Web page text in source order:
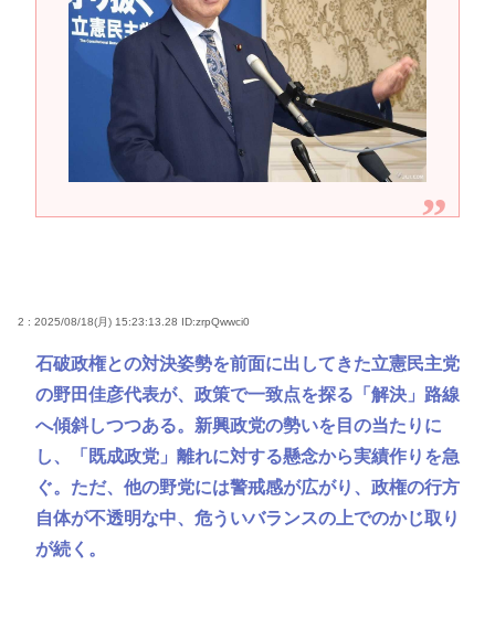
2 : 2025/08/18(月) 15:23:13.28 ID:zrpQwwci0
石破政権との対決姿勢を前面に出してきた立憲民主党
の野田佳彦代表が、政策で一致点を探る「解決」路線
へ傾斜しつつある。新興政党の勢いを目の当たりに
し、「既成政党」離れに対する懸念から実績作りを急
ぐ。ただ、他の野党には警戒感が広がり、政権の行方
自体が不透明な中、危ういバランスの上でのかじ取り
が続く。